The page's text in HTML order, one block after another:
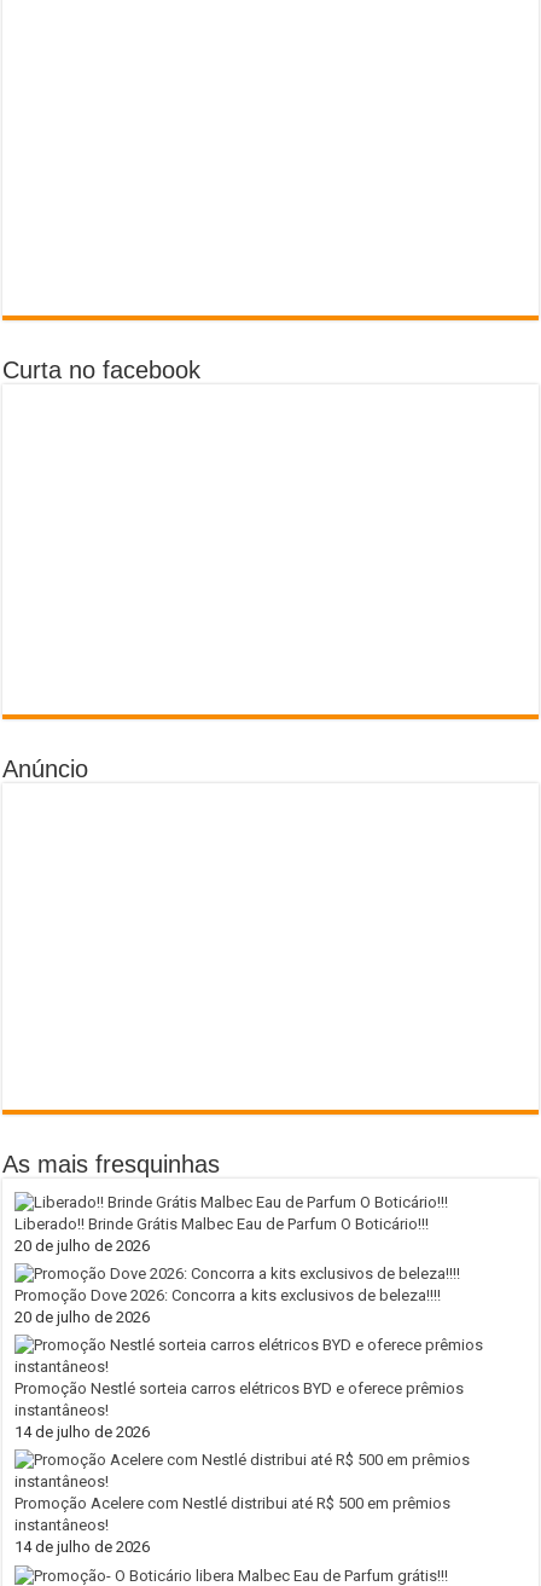
Curta no facebook
Anúncio
As mais fresquinhas
Liberado!! Brinde Grátis Malbec Eau de Parfum O Boticário!!!
20 de julho de 2026
Promoção Dove 2026: Concorra a kits exclusivos de beleza!!!!
20 de julho de 2026
Promoção Nestlé sorteia carros elétricos BYD e oferece prêmios
instantâneos!
14 de julho de 2026
Promoção Acelere com Nestlé distribui até R$ 500 em prêmios
instantâneos!
14 de julho de 2026